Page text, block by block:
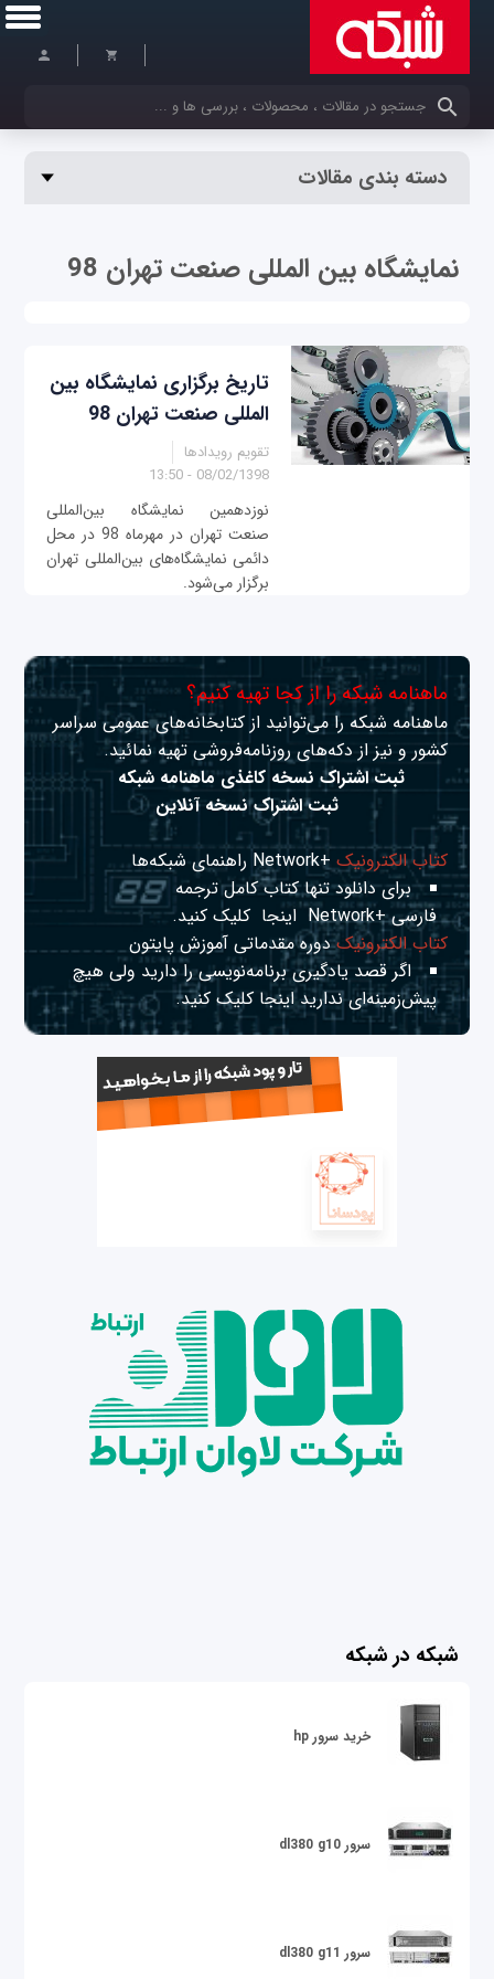
کلمات کلیدی خود را وارد کنید
دسته بندی مقالات
نمایشگاه بین المللی صنعت تهران 98
تاریخ برگزاری نمایشگاه بین
المللی صنعت تهران 98
تقویم رویدادها
08/02/1398 - 13:50
نوزدهمین نمایشگاه بین‌المللی
صنعت تهران در مهرماه 98 در محل
دائمی نمایشگاه‌های بین‌المللی تهران
برگزار می‌شود.
ماهنامه شبکه را از کجا تهیه کنیم؟
ماهنامه شبکه را می‌توانید از کتابخانه‌های عمومی سراسر
کشور و نیز از دکه‌های روزنامه‌فروشی تهیه نمائید.
ثبت اشتراک نسخه کاغذی ماهنامه شبکه
ثبت اشتراک نسخه آنلاین
کتاب الکترونیک+Network راهنمای شبکه‌ها
برای دانلود تنها کتاب کامل ترجمه
فارسی +Network
اینجا کلیک کنید.
کتاب الکترونیکدوره مقدماتی آموزش پایتون
اگر قصد یادگیری برنامه‌نویسی را دارید ولی هیچ
پیش‌زمینه‌ای نداریداینجا کلیک کنید.
شبکه در شبکه
خرید سرور hp
سرور dl380 g10
سرور dl380 g11